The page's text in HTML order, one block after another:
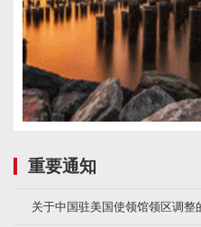
重要通知
关于中国驻美国使领馆领区调整